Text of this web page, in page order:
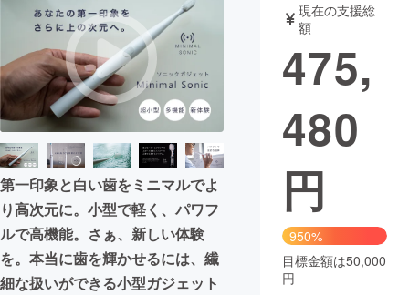
テクノロジー・ガジェット
映像・映画 書籍・雑誌
ビジネス・起業 チャレンジ
まちづくり・地域活性化
CAMPFIRE for Social Good
CAMPFIRE Creation
CAMPFIREふるさと納税machi-ya コミュニティ
第一印象と白い歯をミニマルでよ
り高次元に。小型で軽く、パワフ
ルで高機能。さぁ、新しい体験
を。本当に歯を輝かせるには、繊
細な扱いができる小型ガジェット
現在の支援総
額
475,
480
円
950%
目標金額は50,000
円